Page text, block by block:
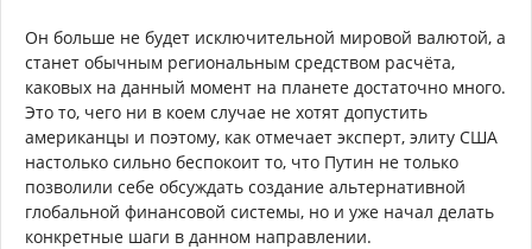
Он больше не будет исключительной мировой валютой, а
станет обычным региональным средством расчёта,
каковых на данный момент на планете достаточно много.
Это то, чего ни в коем случае не хотят допустить
американцы и поэтому, как отмечает эксперт, элиту США
настолько сильно беспокоит то, что Путин не только
позволили себе обсуждать создание альтернативной
глобальной финансовой системы, но и уже начал делать
конкретные шаги в данном направлении.